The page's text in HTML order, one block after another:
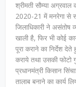
श्रीमती सौम्या
2020-21 में मनरेगा से
जिलाधिकारी ने असंतोष
खाली है, फिर भी कोई
पूरा कराने का निर्देश
कराये तथा उसकी फोटो
प्रधानमंत्री किसान
तालाब बनाने का कार्य